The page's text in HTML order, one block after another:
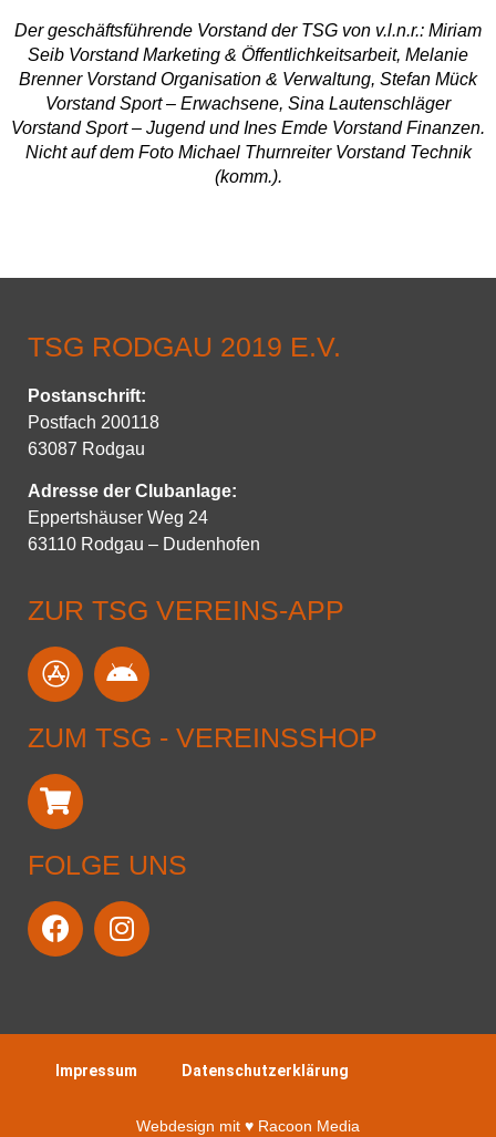
Der geschäftsführende Vorstand der TSG von v.l.n.r.: Miriam
Seib Vorstand Marketing & Öffentlichkeitsarbeit, Melanie
Brenner Vorstand Organisation & Verwaltung, Stefan Mück
Vorstand Sport – Erwachsene, Sina Lautenschläger
Vorstand Sport – Jugend und Ines Emde Vorstand Finanzen.
Nicht auf dem Foto Michael Thurnreiter Vorstand Technik
(komm.).
TSG RODGAU 2019 E.V.
Postanschrift:
Postfach 200118
63087 Rodgau
Adresse der Clubanlage:
Eppertshäuser Weg 24
63110 Rodgau – Dudenhofen
ZUR TSG VEREINS-APP
ZUM TSG - VEREINSSHOP
FOLGE UNS
Impressum Datenschutzerklärung
Webdesign mit ♥︎ Racoon Media